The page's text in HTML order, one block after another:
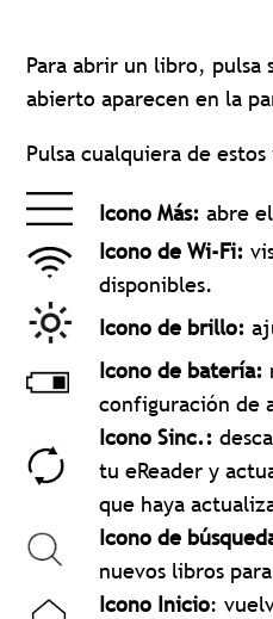
Para abrir un libro, pulsa
abierto aparecen en la
Pulsa cualquiera de
Icono Más: abre
Icono de Wi-Fi:
disponibles.
Icono de brillo:
Icono de batería:
configuración de
Icono Sinc.:
tu eReader y
que haya
Icono de
nuevos libros
Icono Inicio: